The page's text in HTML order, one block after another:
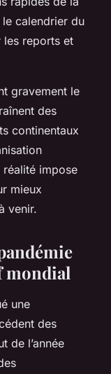
le calendrier du
reports et
gravement le
des
continentaux
impose
mieux
venir.
mondial
une
des
de l’année